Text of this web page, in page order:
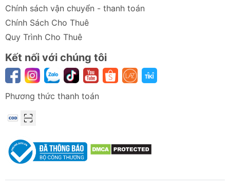
Chính sách vận chuyển - thanh toán
Chính Sách Cho Thuê
Quy Trình Cho Thuê
Kết nối với chúng tôi
Phương thức thanh toán